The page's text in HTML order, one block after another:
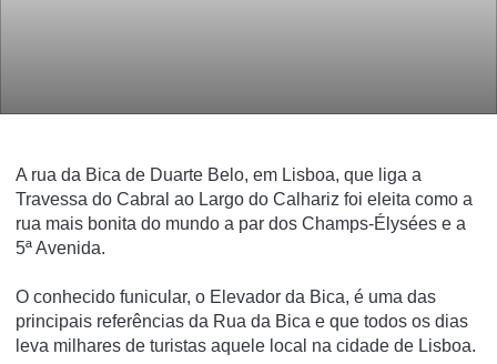
A rua da Bica de Duarte Belo, em Lisboa, que liga a
Travessa do Cabral ao Largo do Calhariz foi eleita como a
rua mais bonita do mundo a par dos Champs-Élysées e a
5ª Avenida.
O conhecido funicular, o Elevador da Bica, é uma das
principais referências da Rua da Bica e que todos os dias
leva milhares de turistas aquele local na cidade de Lisboa.